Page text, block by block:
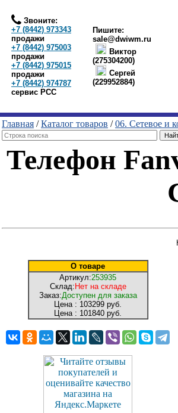
Звоните:
+7 (8442) 973343
продажи
+7 (8442) 975003
продажи
+7 (8442) 975015
продажи
+7 (8442) 974787
сервис РСС
Пишите:
sale@dwiwm.ru
Виктор
(275304200)
Сергей
(229952884)
Главная /Каталог товаров /06. Сетевое и
Телефон
О товаре
Артикул:253935
Склад: Нет на складе
Заказ:Доступен для заказа
Цена : 103299 руб.
Цена : 101840 руб.